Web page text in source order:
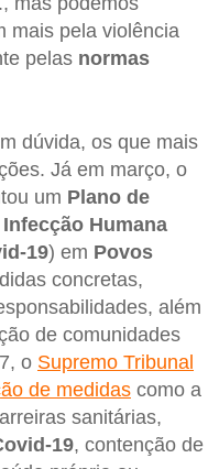
mais pela violência
pelas normas
dúvida, os que mais
Já em março, o
um Plano de
Humana
19) em Povos
concretas,
além
de comunidades
o Supremo Tribunal
de medidas como a
sanitárias,
19, contenção de